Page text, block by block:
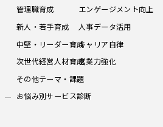
管理職育成
新人・若手育成
中堅・リーダー育成
次世代経営人材育成
その他テーマ・課題
エンゲージメント向上
人事データ活用
キャリア自律
営業力強化
お悩み別サービス診断